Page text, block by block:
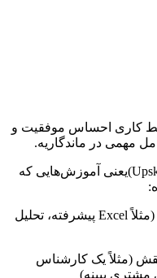
کاری احساس موفقیت و
مهمی در ماندگاریه.
2. مهارت‌های شغلی قابل ارتقاء (Upskilling)یعنی آموزش‌هایی که
-آموزش تخصصی مرتبط با نقش فعلی (مثلاً Excel پیشرفته، تحلیل
(مثلاً یک کارشناس
ببینه)